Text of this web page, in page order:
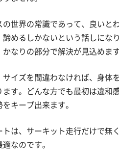
世界の常識であって、良いと
めるしかないという話しに
なりの部分で解決が見込めます
イズを間違わなければ、身
す。どんな方でも最初は違和
キープ出来ます。
は、サーキット走行だけで無
なのです。